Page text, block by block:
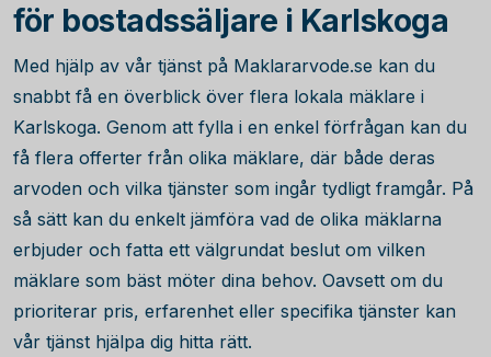
för bostadssäljare i Karlskoga
Med hjälp av vår tjänst på Maklararvode.se kan du
snabbt få en överblick över flera lokala mäklare i
Karlskoga. Genom att fylla i en enkel förfrågan kan du
få flera offerter från olika mäklare, där både deras
arvoden och vilka tjänster som ingår tydligt framgår. På
så sätt kan du enkelt jämföra vad de olika mäklarna
erbjuder och fatta ett välgrundat beslut om vilken
mäklare som bäst möter dina behov. Oavsett om du
prioriterar pris, erfarenhet eller specifika tjänster kan
vår tjänst hjälpa dig hitta rätt.